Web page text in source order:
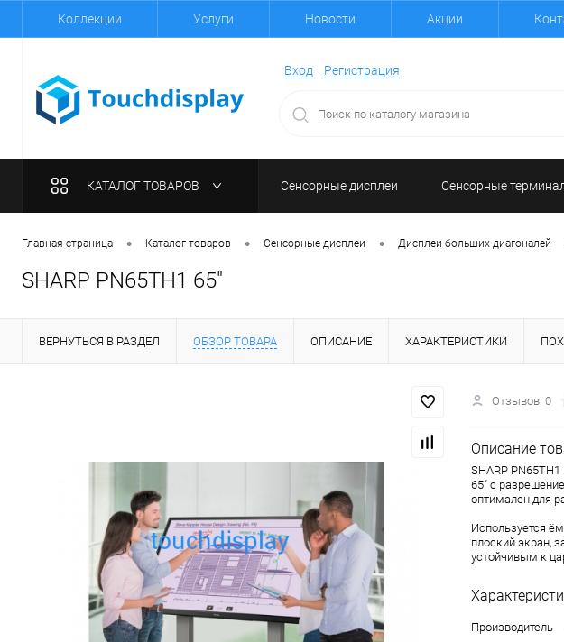
Коллекции Услуги Новости Акции
Вход Регистрация
КАТАЛОГ ТОВАРОВ Сенсорные дисплеи Сенсорные
Главная страница • Каталог товаров • Сенсорные дисплеи • Дисплеи больших диагоналей
SHARP PN65TH1 65"
ВЕРНУТЬСЯ В РАЗДЕЛ ОБЗОР ТОВАРА ОПИСАНИЕ ХАРАКТЕРИСТИКИ
Отзывов: 0
Описание
SHARP
65” с
оптимален для
Используется
плоский экран,
устойчивым к
Производитель